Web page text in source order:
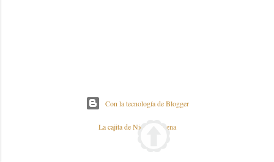
Con la tecnología de Blogger
La cajita de Nieves y Elena